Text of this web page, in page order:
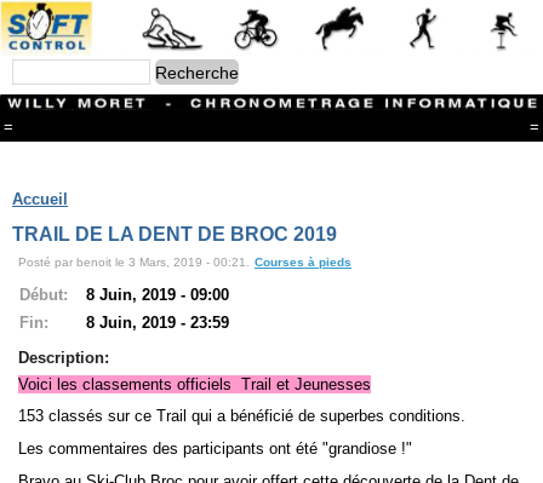
= =
Branches
CONTACT
Ski ALPIN
Triathlon
Ski Nordique
Courses à pieds
VTT
Athlétisme
Slalom In-Line
Caisse à savon
Coupe "Journal La Gruyère"
Accueil
TRAIL DE LA DENT DE BROC 2019
Posté par benoit le 3 Mars, 2019 - 00:21. Courses à pieds
Début:
8 Juin, 2019 - 09:00
Fin:
8 Juin, 2019 - 23:59
Description:
Voici les classements officiels Trail et Jeunesses
153 classés sur ce Trail qui a bénéficié de superbes conditions.
Les commentaires des participants ont été "grandiose !"